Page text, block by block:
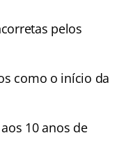
pelos
como o início da
10 anos de